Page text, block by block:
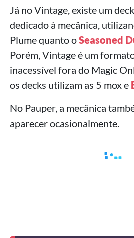
Já no Vintage, existe um
dedicado à mecânica,
Plume quanto oSeasoned
Porém, Vintage é um
inacessível fora do Magic
os decks utilizam as 5 mox e
No Pauper, a mecânica
aparecer ocasionalmente.